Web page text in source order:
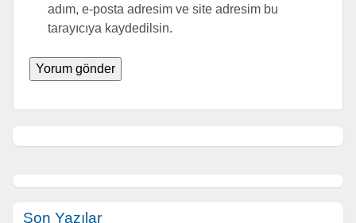
adım, e-posta adresim ve site adresim bu
tarayıcıya kaydedilsin.
Son Yazılar